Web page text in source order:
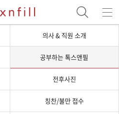
의사 & 직원 소개
공부하는 톡스앤필
전후사진
칭찬/불만 접수